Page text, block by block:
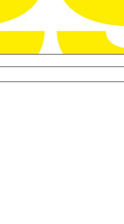
du fils de l’artiste.